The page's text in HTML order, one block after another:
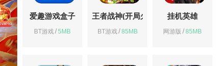
爱趣游戏盒子
BT游戏/5MB
王者战神(开局火龙套)
BT游戏/85MB
挂机英雄
网游版 /85MB